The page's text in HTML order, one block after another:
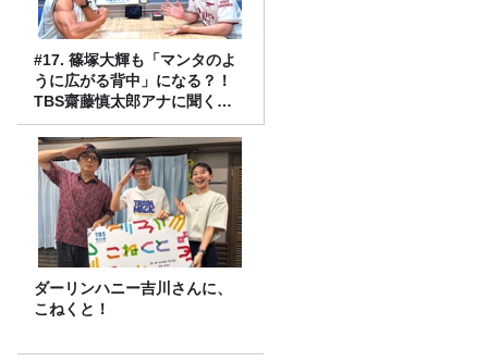
#17. 篠塚大輝も「マンタのよ
うに広がる背中」になる？！
TBS齋藤慎太郎アナに聞くメ
ンズフィジークの魅力！！
ダーリンハニー吉川さんに、
こねくと！